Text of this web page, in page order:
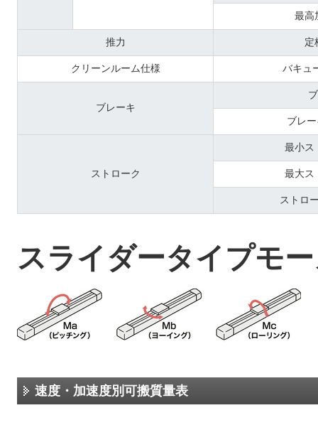
最高
推力 定
クリーンルーム仕様 バキュ
ブレーキ
ブレ
ストローク
最小ス
最大ス
ストロ
スライダータイプモ
速度・加速度別可搬質量表